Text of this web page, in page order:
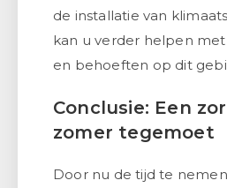
de installatie van
kan u verder helpen
en behoeften op dit
Conclusie: Een
zomer tegemoet
Door nu de tijd te